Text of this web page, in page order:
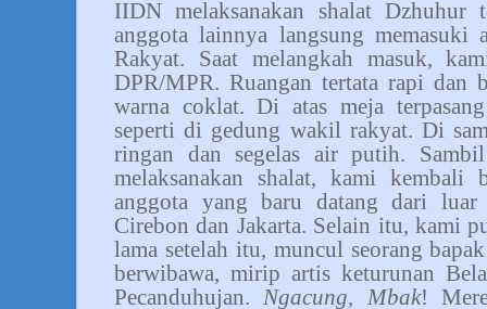
IIDN melaksanakan shalat Dzhuhur
anggota lainnya langsung memasuki
Rakyat. Saat melangkah masuk,
DPR/MPR. Ruangan tertata rapi dan
warna coklat. Di atas meja
seperti di gedung wakil rakyat. Di
ringan dan segelas air putih.
melaksanakan shalat, kami kembali
anggota yang baru datang dari
Cirebon dan Jakarta. Selain itu, kami
lama setelah itu, muncul seorang
berwibawa, mirip artis keturunan
Pecanduhujan. Ngacung, Mbak!